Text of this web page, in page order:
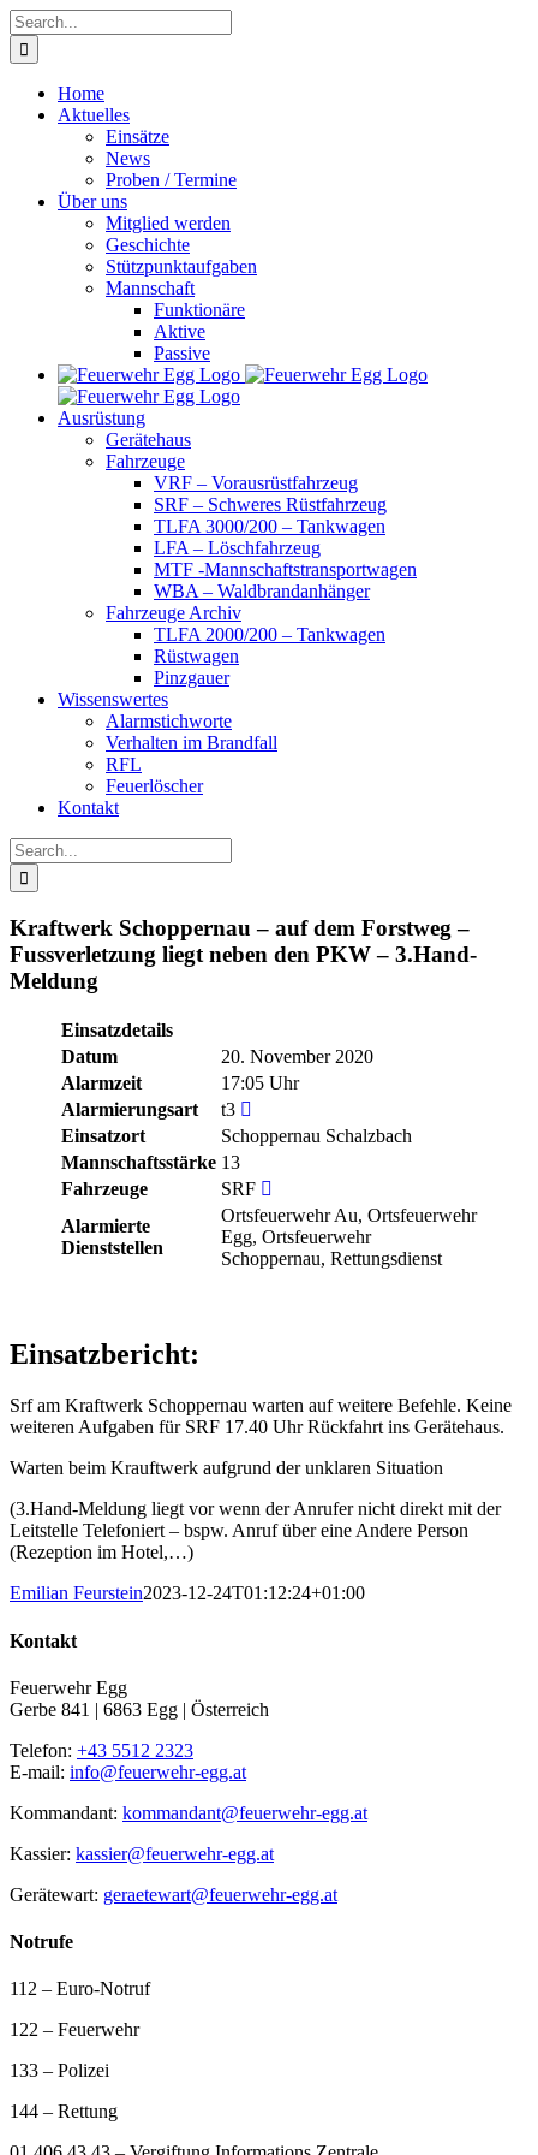
Skip
to
content
Search
for:
Home
Aktuelles
Einsätze
News
Proben / Termine
Über uns
Mitglied werden
Geschichte
Stützpunktaufgaben
Mannschaft
Funktionäre
Aktive
Passive
Ausrüstung
Gerätehaus
Fahrzeuge
VRF – Vorausrüstfahrzeug
SRF – Schweres Rüstfahrzeug
TLFA 3000/200 – Tankwagen
LFA – Löschfahrzeug
MTF -Mannschaftstransportwagen
WBA – Waldbrandanhänger
Fahrzeuge Archiv
TLFA 2000/200 – Tankwagen
Rüstwagen
Pinzgauer
Wissenswertes
Alarmstichworte
Verhalten im Brandfall
RFL
Feuerlöscher
Kontakt
Search
for:
Kraftwerk Schoppernau – auf dem Forstweg –
Fussverletzung liegt neben den PKW – 3.Hand-
Meldung
Einsatzdetails
Datum
20. November 2020
Alarmzeit
17:05 Uhr
Alarmierungsart
t3
Einsatzort
Schoppernau Schalzbach
Mannschaftsstärke 13
Fahrzeuge
SRF
Alarmierte
Dienststellen
Ortsfeuerwehr Au, Ortsfeuerwehr
Egg, Ortsfeuerwehr
Schoppernau, Rettungsdienst
Einsatzbericht:
Srf am Kraftwerk Schoppernau warten auf weitere Befehle. Keine
weiteren Aufgaben für SRF 17.40 Uhr Rückfahrt ins Gerätehaus.
Warten beim Krauftwerk aufgrund der unklaren Situation
(3.Hand-Meldung liegt vor wenn der Anrufer nicht direkt mit der
Leitstelle Telefoniert – bspw. Anruf über eine Andere Person
(Rezeption im Hotel,…)
Emilian Feurstein2023-12-24T01:12:24+01:00
Kontakt
Feuerwehr Egg
Gerbe 841 | 6863 Egg | Österreich
Telefon: +43 5512 2323
E-mail: info@feuerwehr-egg.at
Kommandant: kommandant@feuerwehr-egg.at
Kassier: kassier@feuerwehr-egg.at
Gerätewart: geraetewart@feuerwehr-egg.at
Notrufe
112 – Euro-Notruf
122 – Feuerwehr
133 – Polizei
144 – Rettung